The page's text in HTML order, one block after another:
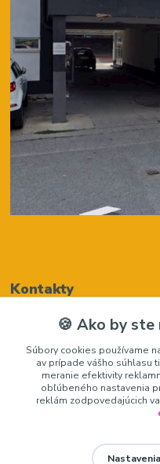
Kontakty
+421948050205
(Po-Pia, 8-16 hod.)
🍪 Ako by ste
Súbory cookies používame
av prípade vášho súhlasu
meranie efektivity
obľúbeného nastavenia
reklám zodpovedajúcich
Nastavenia